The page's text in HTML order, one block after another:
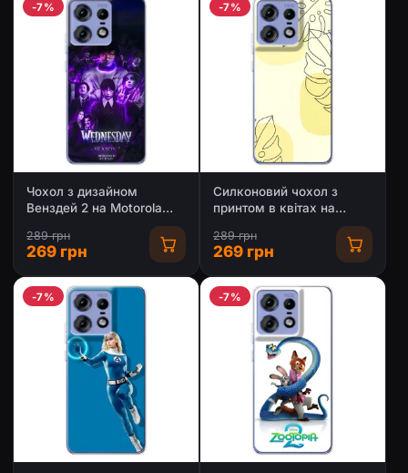
-7%
Чохол з дизайном
Венздей 2 на Motorola
289 грн
269 грн
-7%
Силконовий чохол з
принтом в квітах на
289 грн
269 грн
-7% -7%